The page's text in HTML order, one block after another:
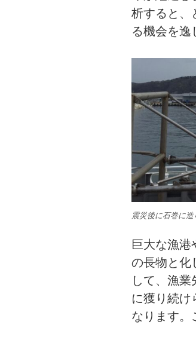
析すると、
る機会を逸
震災後に石巻に
巨大な漁港
の長物と化
して、漁
に獲り続け
なります。